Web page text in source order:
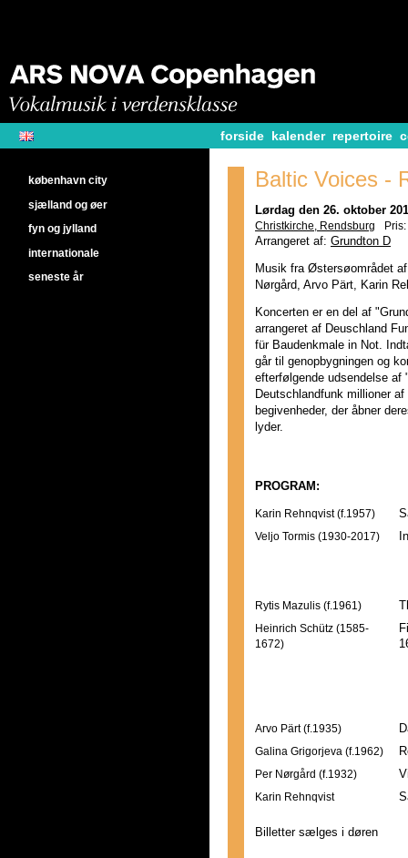
forside kalender repertoire
Baltic Voices -
Lørdag den 26. oktober
Christkirche, Rendsburg
Arrangeret af: Grundton D
Musik fra Østersøområdet
Nørgård, Arvo Pärt, Karin
Koncerten er en del af
arrangeret af Deuschland
für Baudenkmale in Not.
går til genopbygningen og
efterfølgende udsendelse af
Deutschlandfunk millioner
begivenheder, der åbner
lyder.
PROGRAM:
Karin Rehnqvist (f.1957)
Veljo Tormis (1930-2017)
Rytis Mazulis (f.1961)
Heinrich Schütz (1585-
1672)
Arvo Pärt (f.1935)
Galina Grigorjeva (f.1962)
Per Nørgård (f.1932)
Karin Rehnqvist
Billetter sælges i døren
københavn city
sjælland og øer
fyn og jylland
internationale
seneste år